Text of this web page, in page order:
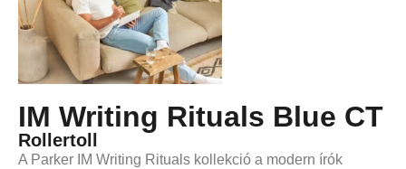
IM Writing Rituals Blue CT
Rollertoll
A Parker IM Writing Rituals kollekció a modern írók